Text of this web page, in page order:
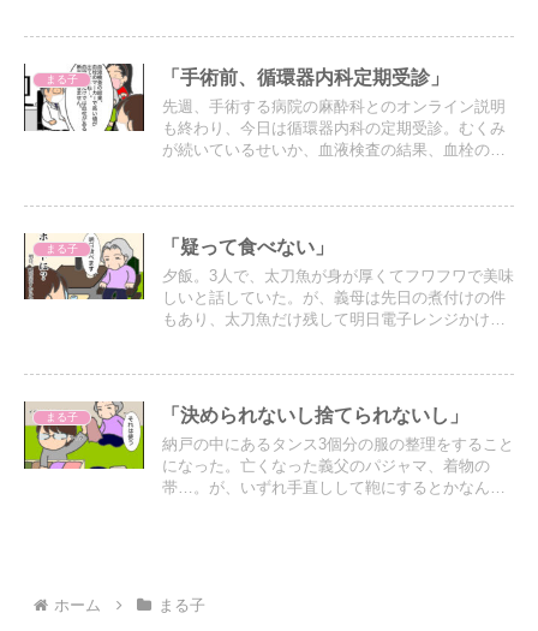
まる子 「手術前、循環器内科定期受診」
先週、手術する病院の麻酔科とのオンライン説明
も終わり、今日は循環器内科の定期受診。むくみ
が続いているせいか、血液検査の結果、血栓のマ
まる子 「疑って食べない」
夕飯。3人で、太刀魚が身が厚くてフワフワで美味
しいと話していた。が、義母は先日の煮付けの件
もあり、太刀魚だけ残して明日電子レンジかけて
まる子 「決められないし捨てられないし」
納戸の中にあるタンス3個分の服の整理をすること
になった。亡くなった義父のパジャマ、着物の
帯…。が、いずれ手直しして鞄にするとかなんと
ホーム まる子